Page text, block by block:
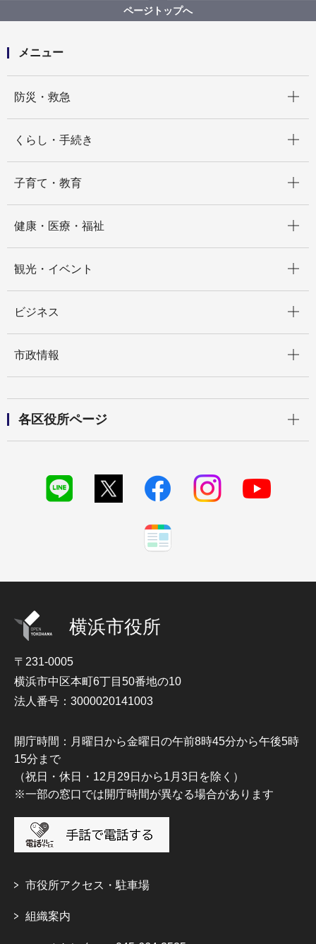
令和７年秋の火災予防運動を実施します！
ページトップへ
メニュー
防災・救急
くらし・手続き
子育て・教育
健康・医療・福祉
観光・イベント
ビジネス
市政情報
各区役所ページ
横浜市役所
〒231-0005
横浜市中区本町6丁目50番地の10
法人番号：3000020141003
開庁時間：月曜日から金曜日の午前8時45分から午後5時
15分まで
（祝日・休日・12月29日から1月3日を除く）
※一部の窓口では開庁時間が異なる場合があります
市役所アクセス・駐車場
組織案内